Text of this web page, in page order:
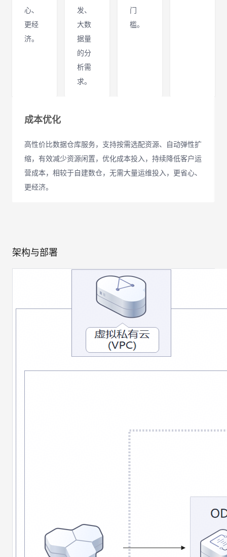
心、
更经
济。
发、
大数
据量
的分
析需
求。
门
槛。
成本优化
高性价比数据仓库服务，支持按需选配资源、自动弹性扩
缩，有效减少资源闲置，优化成本投入，持续降低客户运
营成本，相较于自建数仓，无需大量运维投入，更省心、
更经济。
架构与部署